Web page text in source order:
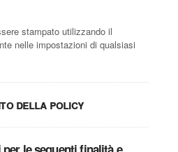
stampato utilizzando il
nelle impostazioni di qualsiasi
della policy